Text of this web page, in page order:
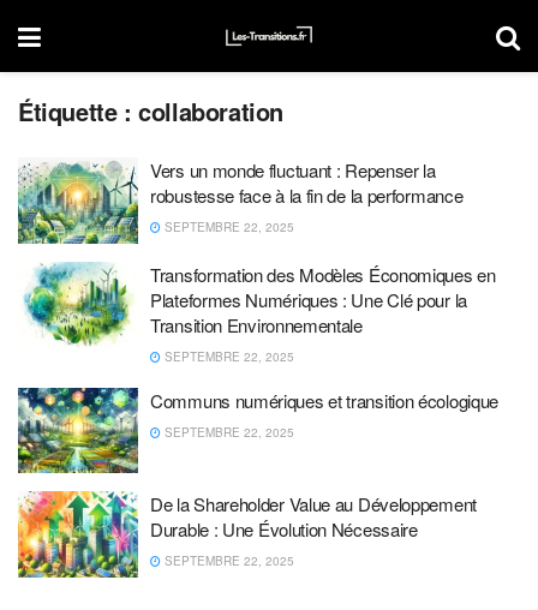
Étiquette :collaboration
Vers un monde fluctuant : Repenser la
robustesse face à la fin de la performance
SEPTEMBRE 22, 2025
Transformation des Modèles Économiques en
Plateformes Numériques : Une Clé pour la
Transition Environnementale
SEPTEMBRE 22, 2025
Communs numériques et transition écologique
SEPTEMBRE 22, 2025
De la Shareholder Value au Développement
Durable : Une Évolution Nécessaire
SEPTEMBRE 22, 2025